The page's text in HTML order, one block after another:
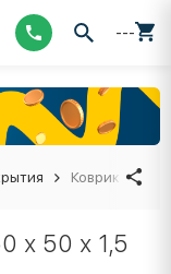
---
Коврик
x 50 x 1,5